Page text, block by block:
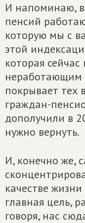
И напоминаю,
пенсий
которую мы с
этой
которая
неработающим
покрывает тех
граждан-
дополучили в
нужно вернуть.
И, конечно же,
качестве
главная цель,
говоря, нас